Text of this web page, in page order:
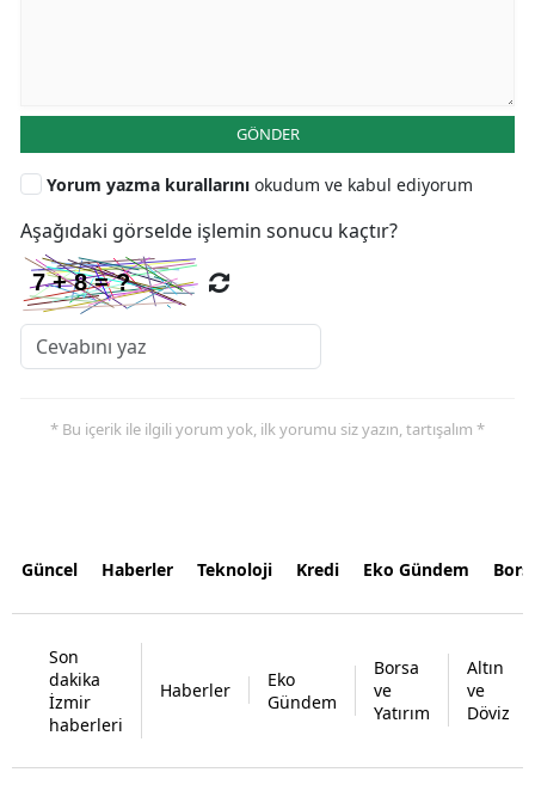
GÖNDER
Yorum yazma kurallarını okudum ve kabul ediyorum
Aşağıdaki görselde işlemin sonucu kaçtır?
* Bu içerik ile ilgili yorum yok, ilk yorumu siz yazın, tartışalım *
Güncel Haberler Teknoloji Kredi Eko Gündem
Son
dakika
İzmir
haberleri
Haberler
Eko
Gündem
Borsa
ve
Yatırım
Altın
ve
Döviz